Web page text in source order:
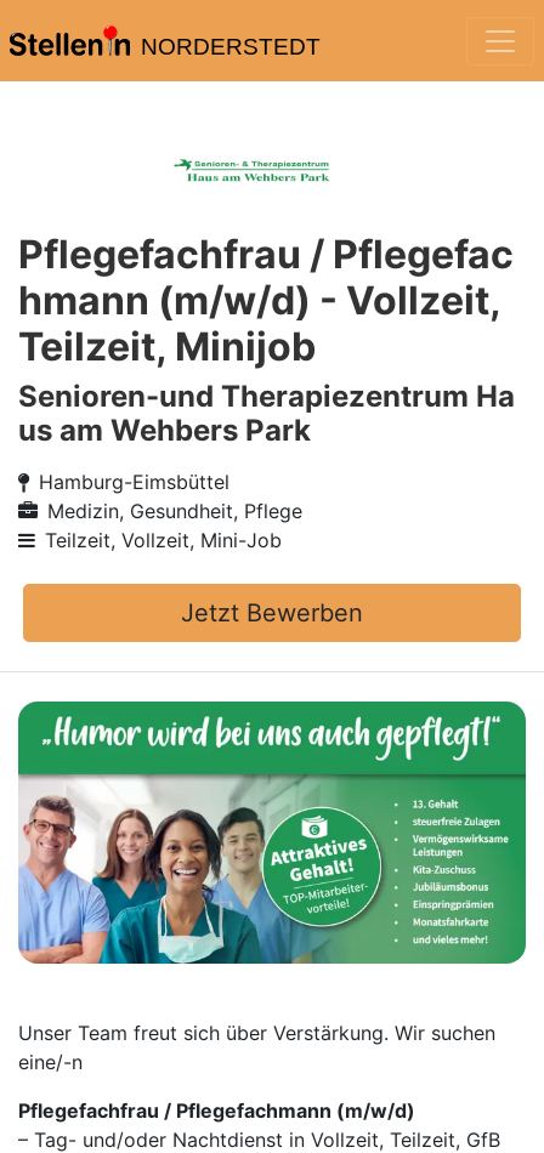
NORDERSTEDT
Pflegefachfrau / Pflegefac
hmann (m/w/d) - Vollzeit,
Teilzeit, Minijob
Senioren-und Therapiezentrum Ha
us am Wehbers Park
Hamburg-Eimsbüttel
Medizin, Gesundheit, Pflege
Teilzeit, Vollzeit, Mini-Job
Jetzt Bewerben
Unser Team freut sich über Verstärkung. Wir suchen
eine/-n
Pflegefachfrau / Pflegefachmann (m/w/d)
– Tag- und/oder Nachtdienst in Vollzeit, Teilzeit, GfB